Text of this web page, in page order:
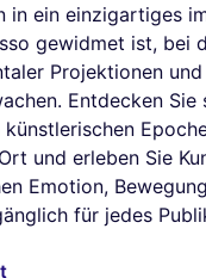
in ein einzigartiges
gewidmet ist, bei
Projektionen
Entdecken Sie
und erleben Sie
Emotion,
für jedes